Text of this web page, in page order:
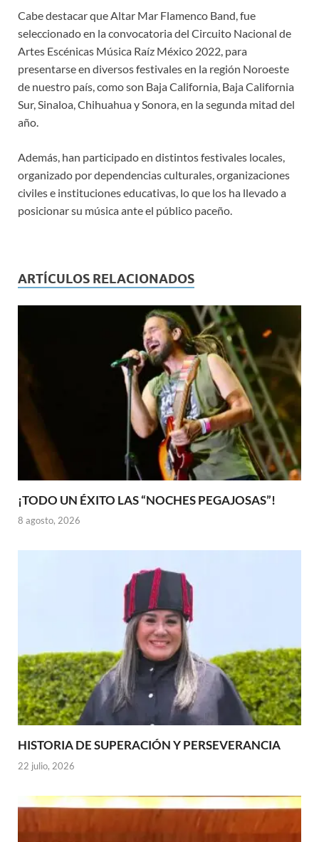
Cabe destacar que Altar Mar Flamenco Band, fue
seleccionado en la convocatoria del Circuito Nacional de
Artes Escénicas Música Raíz México 2022, para
presentarse en diversos festivales en la región Noroeste
de nuestro país, como son Baja California, Baja California
Sur, Sinaloa, Chihuahua y Sonora, en la segunda mitad del
año.
Además, han participado en distintos festivales locales,
organizado por dependencias culturales, organizaciones
civiles e instituciones educativas, lo que los ha llevado a
posicionar su música ante el público paceño.
ARTÍCULOS RELACIONADOS
¡TODO UN ÉXITO LAS “NOCHES PEGAJOSAS”!
8 agosto, 2026
HISTORIA DE SUPERACIÓN Y PERSEVERANCIA
22 julio, 2026